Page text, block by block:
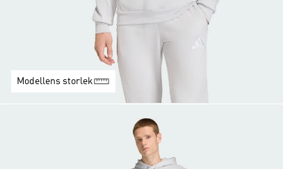
Modellens storlek